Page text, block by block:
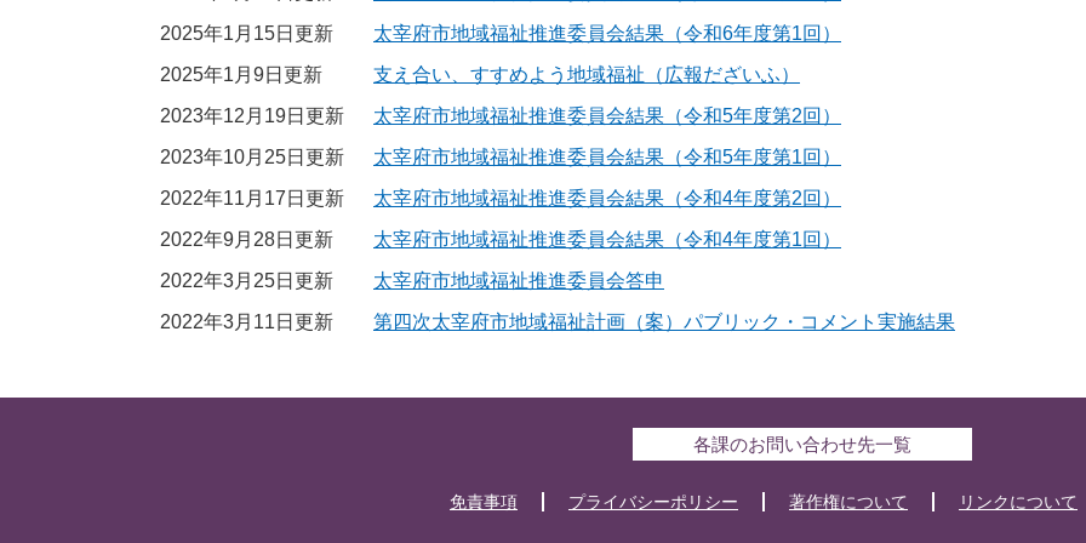
2025年1月15日更新
太宰府市地域福祉推進委員会結果（令和6年度第1回）
2025年1月9日更新
支え合い、すすめよう地域福祉（広報だざいふ）
2023年12月19日更新
太宰府市地域福祉推進委員会結果（令和5年度第2回）
2023年10月25日更新
太宰府市地域福祉推進委員会結果（令和5年度第1回）
2022年11月17日更新
太宰府市地域福祉推進委員会結果（令和4年度第2回）
2022年9月28日更新
太宰府市地域福祉推進委員会結果（令和4年度第1回）
2022年3月25日更新
太宰府市地域福祉推進委員会答申
2022年3月11日更新
第四次太宰府市地域福祉計画（案）パブリック・コメント実施結果
各課のお問い合わせ先一覧
免責事項 プライバシーポリシー 著作権について リンクについて